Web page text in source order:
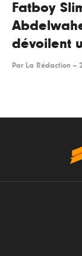
Fatboy
dévoilent
Par La Rédaction --